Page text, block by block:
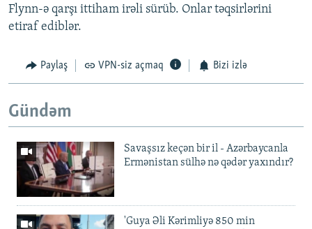
Flynn-ə qarşı ittiham irəli sürüb. Onlar təqsirlərini
etiraf ediblər.
Paylaş VPN-siz açmaq Bizi izlə
Gündəm
Savaşsız keçən bir il - Azərbaycanla
Ermənistan sülhə nə qədər yaxındır?
'Guya Əli Kərimliyə 850 min